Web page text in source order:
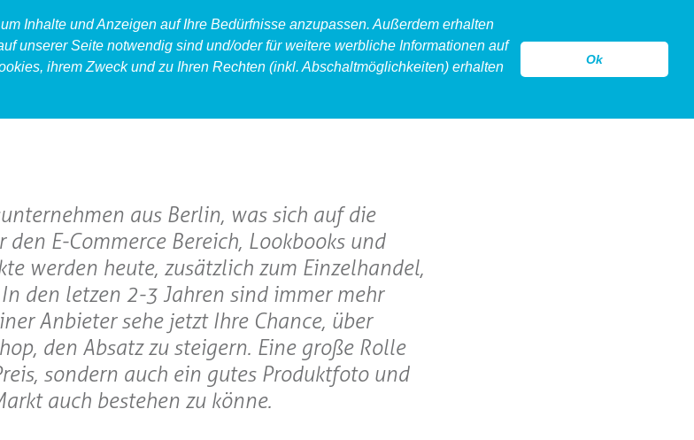
Inhalte und Anzeigen auf Ihre Bedürfnisse anzupassen. Außerdem erhalten
unserer Seite notwendig sind und/oder für weitere werbliche Informationen auf
ihrem Zweck und zu Ihren Rechten (inkl. Abschaltmöglichkeiten) erhalten
Ok
hollow kontakt
aus Berlin, was sich auf die
E-Commerce Bereich, Lookbooks und
werden heute, zusätzlich zum Einzelhandel,
den letzen 2-3 Jahren sind immer mehr
Anbieter sehe jetzt Ihre Chance, über
den Absatz zu steigern. Eine große Rolle
sondern auch ein gutes Produktfoto und
auch bestehen zu könne.